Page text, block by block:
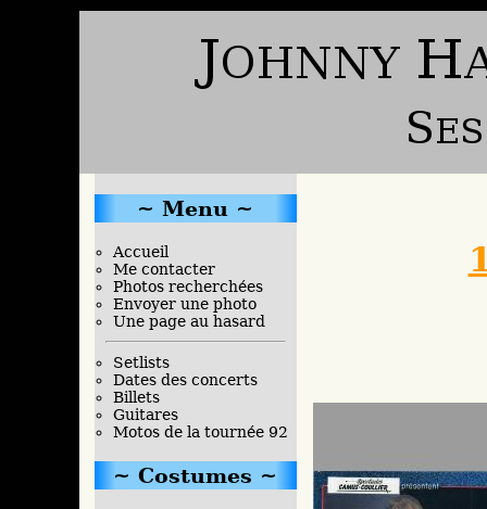
Menu
Accueil
Me contacter
Photos recherchées
Envoyer une photo
Une page au hasard
Setlists
Dates des concerts
Billets
Guitares
Motos de la tournée 92
Costumes